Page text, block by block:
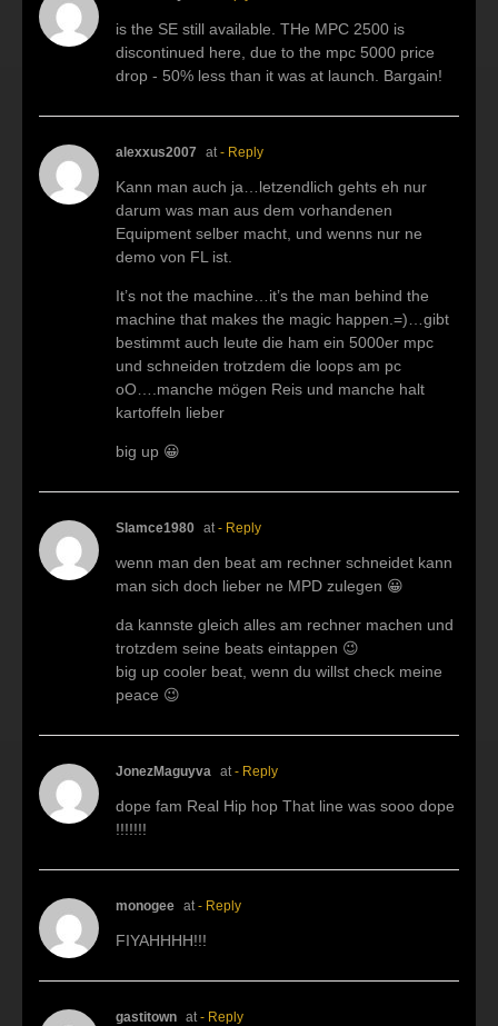
is the SE still available. THe MPC 2500 is
discontinued here, due to the mpc 5000 price
drop - 50% less than it was at launch. Bargain!
alexxus2007 at - Reply
Kann man auch ja…letzendlich gehts eh nur
darum was man aus dem vorhandenen
Equipment selber macht, und wenns nur ne
demo von FL ist.
It’s not the machine…it’s the man behind the
machine that makes the magic happen.=)…gibt
bestimmt auch leute die ham ein 5000er mpc
und schneiden trotzdem die loops am pc
oO….manche mögen Reis und manche halt
kartoffeln lieber
big up 😀
Slamce1980 at - Reply
wenn man den beat am rechner schneidet kann
man sich doch lieber ne MPD zulegen 😀
da kannste gleich alles am rechner machen und
trotzdem seine beats eintappen 😉
big up cooler beat, wenn du willst check meine
peace 😉
JonezMaguyva at - Reply
dope fam Real Hip hop That line was sooo dope
!!!!!!!
monogee at - Reply
FIYAHHHH!!!
gastitown at - Reply